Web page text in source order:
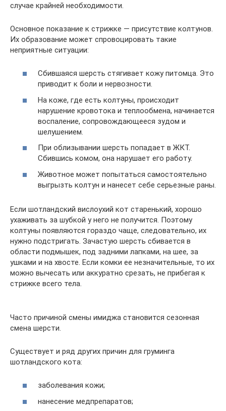
случае крайней необходимости.
Основное показание к стрижке — присутствие колтунов.
Их образование может спровоцировать такие
неприятные ситуации:
Сбившаяся шерсть стягивает кожу питомца. Это
приводит к боли и нервозности.
На коже, где есть колтуны, происходит
нарушение кровотока и теплообмена, начинается
воспаление, сопровождающееся зудом и
шелушением.
При облизывании шерсть попадает в ЖКТ.
Сбившись комом, она нарушает его работу.
Животное может попытаться самостоятельно
выгрызть колтун и нанесет себе серьезные раны.
Если шотландский вислоухий кот старенький, хорошо
ухаживать за шубкой у него не получится. Поэтому
колтуны появляются гораздо чаще, следовательно, их
нужно подстригать. Зачастую шерсть сбивается в
области подмышек, под задними лапками, на шее, за
ушками и на хвосте. Если комки ее незначительные, то их
можно вычесать или аккуратно срезать, не прибегая к
стрижке всего тела.
Часто причиной смены имиджа становится сезонная
смена шерсти.
Существует и ряд других причин для груминга
шотландского кота:
заболевания кожи;
нанесение медпрепаратов;